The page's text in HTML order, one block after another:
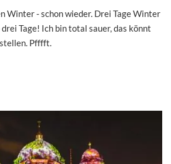
Winter - schon wieder. Drei Tage Winter
Tage! Ich bin total sauer, das könnt
Pfffft.